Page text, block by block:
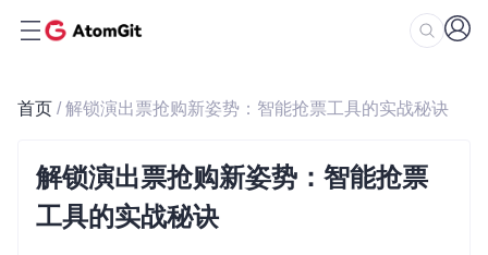
首页 / 解锁演出票抢购新姿势：智能抢票工具的实战秘诀
解锁演出票抢购新姿势：智能抢票
工具的实战秘诀